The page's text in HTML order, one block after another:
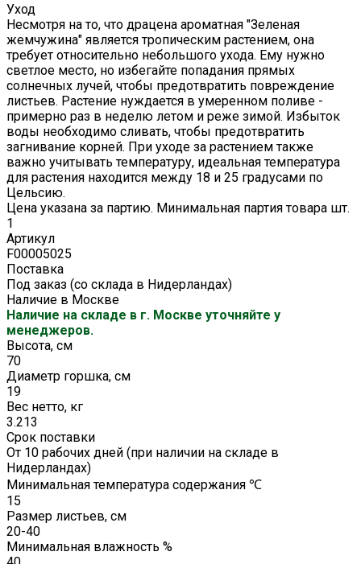
Уход
Несмотря на то, что драцена ароматная "Зеленая
жемчужина" является тропическим растением, она
требует относительно небольшого ухода. Ему нужно
светлое место, но избегайте попадания прямых
солнечных лучей, чтобы предотвратить повреждение
листьев. Растение нуждается в умеренном поливе -
примерно раз в неделю летом и реже зимой. Избыток
воды необходимо сливать, чтобы предотвратить
загнивание корней. При уходе за растением также
важно учитывать температуру, идеальная температура
для растения находится между 18 и 25 градусами по
Цельсию.
Цена указана за партию. Минимальная партия товара шт.
1
Артикул
F00005025
Поставка
Под заказ (со склада в Нидерландах)
Наличие в Москве
Наличие на складе в г. Москве уточняйте у
менеджеров.
Высота, см
70
Диаметр горшка, см
19
Вес нетто, кг
3.213
Срок поставки
От 10 рабочих дней (при наличии на складе в
Нидерландах)
Минимальная температура содержания ℃
15
Размер листьев, см
20-40
Минимальная влажность %